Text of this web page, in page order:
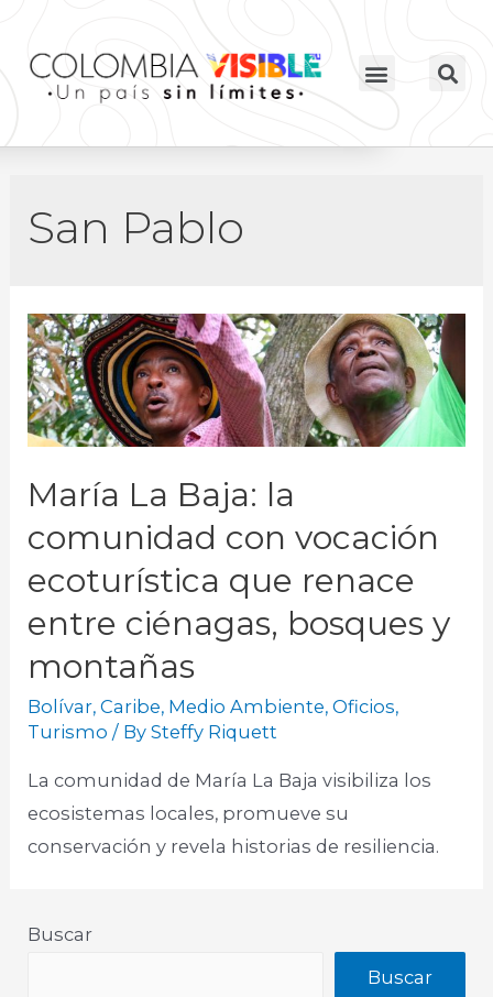
San Pablo
María La Baja: la
comunidad con vocación
ecoturística que renace
entre ciénagas, bosques y
montañas
Bolívar,Caribe, Medio Ambiente,Oficios,
Turismo / BySteffy Riquett
La comunidad de María La Baja visibiliza los
ecosistemas locales, promueve su
conservación y revela historias de resiliencia.
Buscar
Buscar